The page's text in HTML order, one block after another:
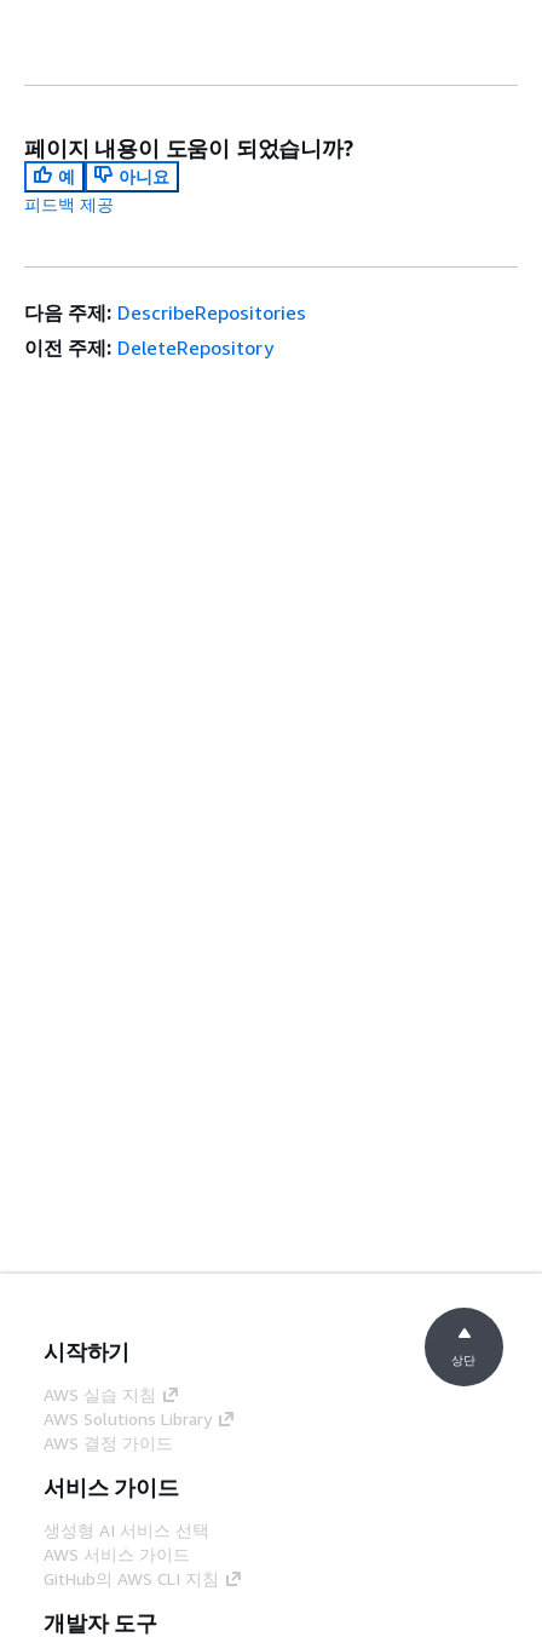
페이지 내용이 도움이 되었습니까?
예
아니요
피드백 제공
다음 주제: DescribeRepositories
이전 주제: DeleteRepository
시작하기
AWS 실습 지침
AWS Solutions Library
AWS 결정 가이드
서비스 가이드
생성형 AI 서비스 선택
AWS 서비스 가이드
GitHub의 AWS CLI 지침
개발자 도구
상단